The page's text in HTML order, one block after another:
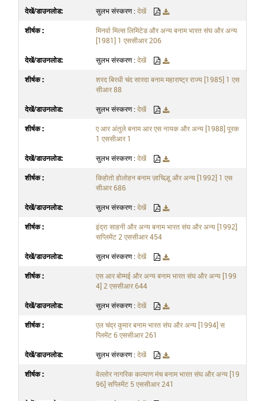
सुलभ संस्करण : देखें
मिनर्वा मिल्स लिमिटेड और अन्य बनाम भारत संघ और अन्य
[1981] 1 एससीआर 206
सुलभ संस्करण :देखें
शरद बिरधी चंद सारदा बनाम महाराष्ट्र राज्य [1985] 1 एस
सीआर 88
सुलभ संस्करण : देखें
ए आर अंतुले बनाम आर एस नायक और अन्य [1988] पूरक
1 एससीआर 1
सुलभ संस्करण :देखें
किहोतो होलोहन बनाम ज़ाचिल्हू और अन्य [1992] 1 एस
सीआर 686
सुलभ संस्करण : देखें
इंद्रा साहनी और अन्य बनाम भारत संघ और अन्य [1992]
सप्लिमेंट 2 एससीआर 454
सुलभ संस्करण :देखें
एस आर बोम्मई और अन्य बनाम भारत संघ और अन्य [199
4] 2 एससीआर 644
सुलभ संस्करण : देखें
एल चंद्र कुमार बनाम भारत संघ और अन्य [1994] स
प्लिमेंट 6 एससीआर 261
सुलभ संस्करण :देखें
वेल्लोर नागरिक कल्याण मंच बनाम भारत संघ और अन्य [19
96] सप्लिमेंट 5 एससीआर 241